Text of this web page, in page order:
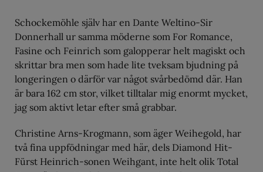
Schockemöhle själv har en Dante Weltino-Sir
Donnerhall ur samma möderne som For Romance,
Fasine och Feinrich som galopperar helt magiskt och
skrittar bra men som hade lite tveksam bjudning på
longeringen o därför var något svårbedömd där. Han
är bara 162 cm stor, vilket tilltalar mig enormt mycket,
jag som aktivt letar efter små grabbar.
Christine Arns-Krogmann, som äger Weihegold, har
två fina uppfödningar med här, dels Diamond Hit-
Fürst Heinrich-sonen Weihgant, inte helt olik Total